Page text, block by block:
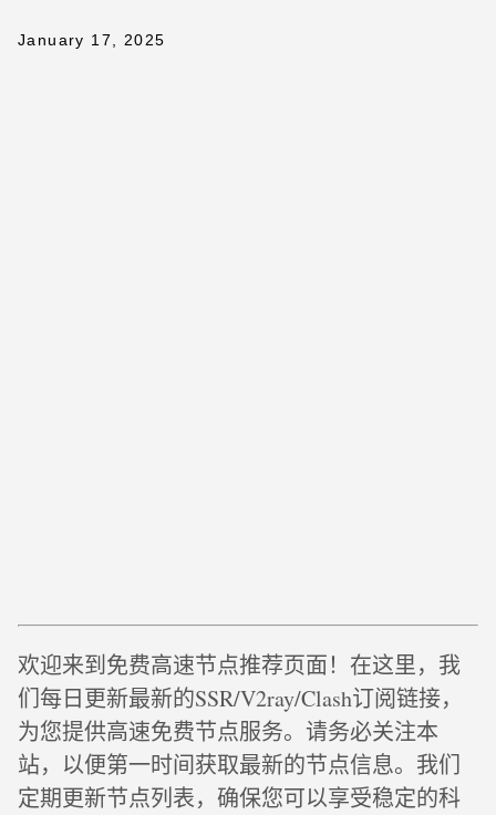
January 17, 2025
欢迎来到免费高速节点推荐页面！在这里，我
们每日更新最新的SSR/V2ray/Clash订阅链接，
为您提供高速免费节点服务。请务必关注本
站，以便第一时间获取最新的节点信息。我们
定期更新节点列表，确保您可以享受稳定的科